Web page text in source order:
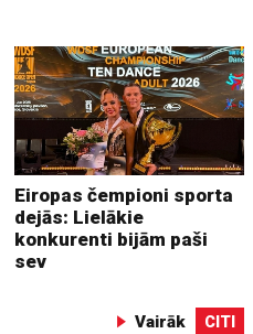
Eiropas čempioni sporta
dejās: Lielākie
konkurenti bijām paši
sev
Vairāk CITI